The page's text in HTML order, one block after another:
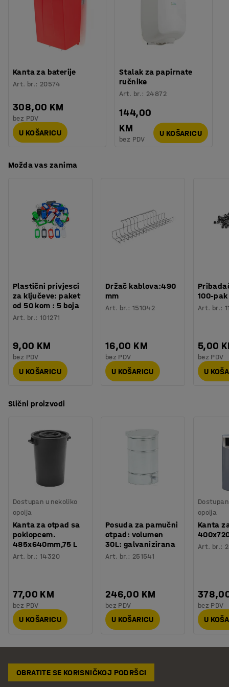
smeće ili alternativno izvadite unutarnji spremnik.
Poklopac se može zaključati. Na kantu za smeće stavite
naljepnice za recikliranje kako biste olakšali bacanje
smeća u odgovarajući dio kante
Kanta za baterije
Art. br.: 20574
308,00 KM
bez PDV
U KOŠARICU
Stalak za papirnate
ručnike
Art. br.: 24872
144,00
KM
bez PDV
U KOŠARICU
Možda vas zanima
Plastični privjesci
za ključeve: paket
od 50 kom : 5 boja
Art. br.:101271
9,00 KM
bez PDV
U KOŠARICU
Držač kablova:490
mm
Art. br.: 151042
16,00 KM
bez PDV
U KOŠARICU
100-pak
Art. br.:
5,00
bez PDV
U
Slični proizvodi
Dostupan u nekoliko
opcija
Kanta za otpad sa
poklopcem.
485x640mm,75 L
Art. br.:14320
77,00 KM
bez PDV
U KOŠARICU
Posuda za pamučni
otpad: volumen
30L: galvanizirana
Art. br.: 251541
246,00 KM
bez PDV
U KOŠARICU
opcija
Kanta
Art. br.:
bez PDV
U
OBRATITE SE KORISNIČKOJ PODRŠCI